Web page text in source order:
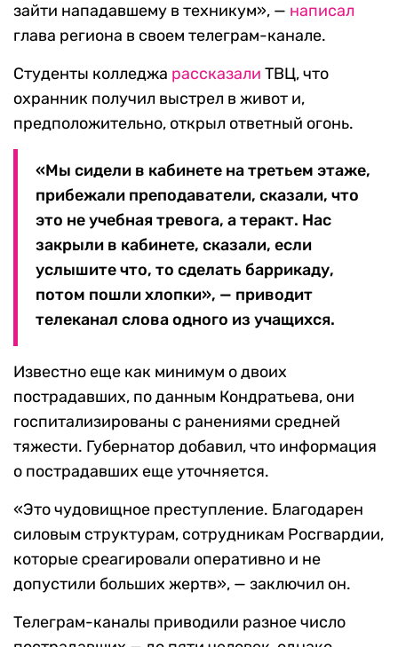
зайти нападавшему в техникум», — написал
глава региона в своем телеграм-канале.
Студенты колледжа рассказали ТВЦ, что
охранник получил выстрел в живот и,
предположительно, открыл ответный огонь.
«Мы сидели в кабинете на третьем этаже,
прибежали преподаватели, сказали, что
это не учебная тревога, а теракт. Нас
закрыли в кабинете, сказали, если
услышите что, то сделать баррикаду,
потом пошли хлопки», — приводит
телеканал слова одного из учащихся.
Известно еще как минимум о двоих
пострадавших, по данным Кондратьева, они
госпитализированы с ранениями средней
тяжести. Губернатор добавил, что информация
о пострадавших еще уточняется.
«Это чудовищное преступление. Благодарен
силовым структурам, сотрудникам Росгвардии,
которые среагировали оперативно и не
допустили больших жертв», — заключил он.
Телеграм-каналы приводили разное число